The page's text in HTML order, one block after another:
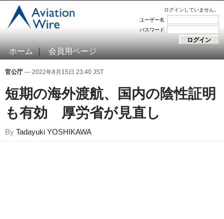
ログインしていません。
ユーザー名
パスワード
ホーム 会員用ページ
官公庁 — 2022年8月15日 23:40 JST
短期の海外渡航、国内の陰性証明
も有効 厚労省が見直し
By Tadayuki YOSHIKAWA